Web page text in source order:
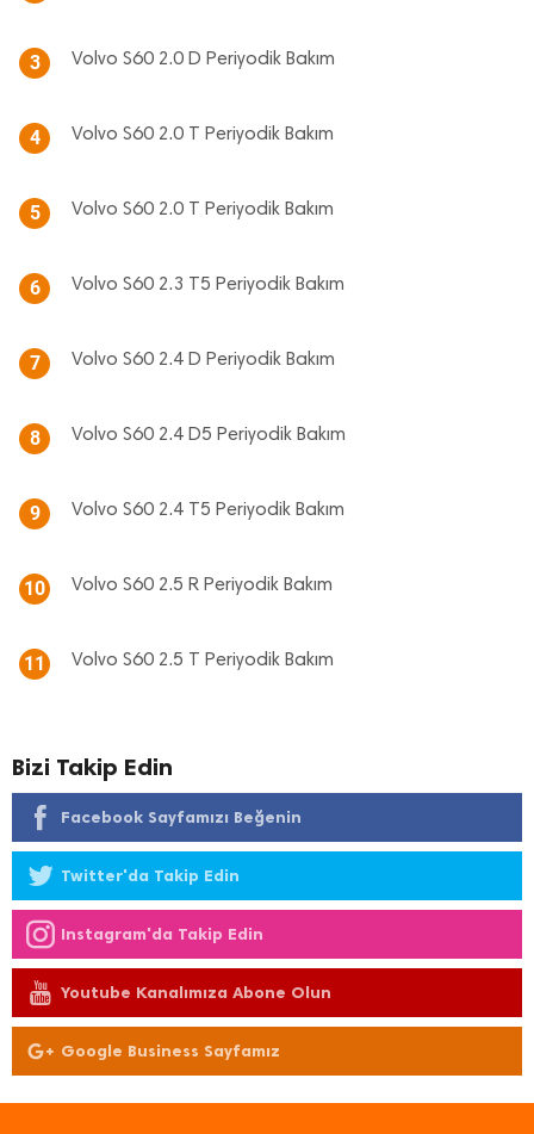
3 Volvo S60 2.0 D Periyodik Bakım
4 Volvo S60 2.0 T Periyodik Bakım
5 Volvo S60 2.0 T Periyodik Bakım
6 Volvo S60 2.3 T5 Periyodik Bakım
7 Volvo S60 2.4 D Periyodik Bakım
8 Volvo S60 2.4 D5 Periyodik Bakım
9 Volvo S60 2.4 T5 Periyodik Bakım
10 Volvo S60 2.5 R Periyodik Bakım
11 Volvo S60 2.5 T Periyodik Bakım
Bizi Takip Edin
Facebook Sayfamızı Beğenin
Twitter'da Takip Edin
Instagram'da Takip Edin
Youtube Kanalımıza Abone Olun
Google Business Sayfamız